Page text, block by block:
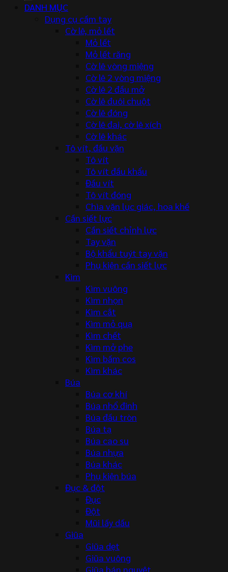
DANH MỤC
Dụng cụ cầm tay
Cờ lê, mỏ lết
Mỏ lết
Mỏ lết răng
Cờ lê vòng miệng
Cờ lê 2 vòng miệng
Cờ lê 2 đầu mở
Cờ lê đuôi chuột
Cờ lê đóng
Cờ lê đai, cờ lê xích
Cờ lê khác
Tô vít, đầu vặn
Tô vít
Tô vít đầu khẩu
Đầu vít
Tô vít đóng
Chìa vặn lục giác, hoa khế
Cần siết lực
Cần siết chỉnh lực
Tay vặn
Bộ khẩu tuýt tay vặn
Phụ kiện cần siết lực
Kìm
Kìm vuông
Kìm nhọn
Kìm cắt
Kìm mỏ quạ
Kìm chết
Kìm mở phe
Kìm bấm cos
Kìm khác
Búa
Búa cơ khí
Búa nhổ đinh
Búa đầu tròn
Búa tạ
Búa cao su
Búa nhựa
Búa khác
Phụ kiện búa
Đục & đột
Đục
Đột
Mũi lấy dấu
Giũa
Giũa dẹt
Giũa vuông
Giũa bán nguyệt